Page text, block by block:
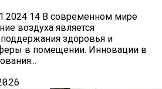
14 В современном мире
воздуха является
здоровья и
в помещении. Инновации в